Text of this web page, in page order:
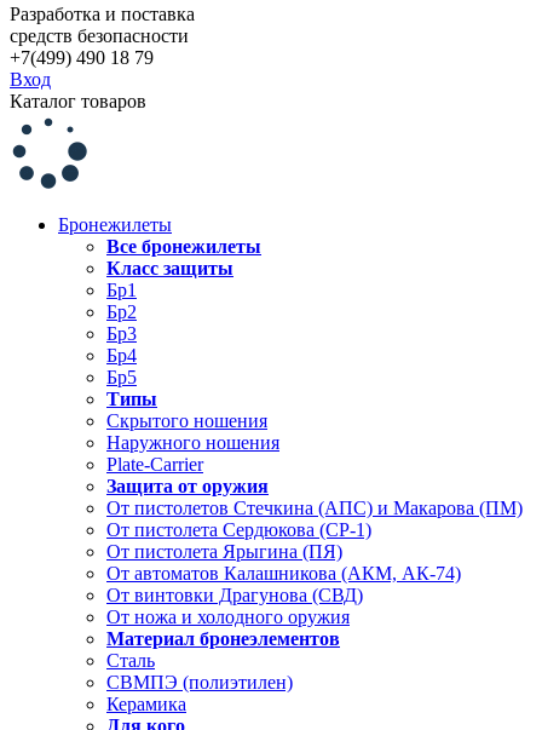
Разработка и поставка
средств безопасности
+7(499) 490 18 79
Вход
Каталог товаров
Бронежилеты
Все бронежилеты
Класс защиты
Бр1
Бр2
Бр3
Бр4
Бр5
Типы
Скрытого ношения
Наружного ношения
Plate-Carrier
Защита от оружия
От пистолетов Стечкина (АПС) и Макарова (ПМ)
От пистолета Сердюкова (СР-1)
От пистолета Ярыгина (ПЯ)
От автоматов Калашникова (АКМ, АК-74)
От винтовки Драгунова (СВД)
От ножа и холодного оружия
Материал бронеэлементов
Сталь
СВМПЭ (полиэтилен)
Керамика
Для кого